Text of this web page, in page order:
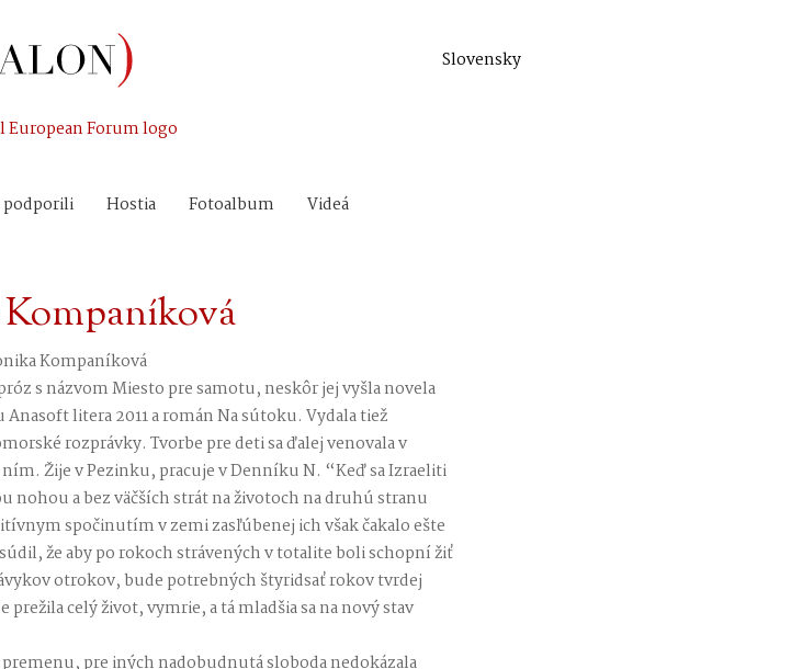
Slovensky
Hostia Fotoalbum Videá
s názvom Miesto pre samotu, neskôr jej vyšla novela
litera 2011 a román Na sútoku. Vydala tiež
rozprávky. Tvorbe pre deti sa ďalej venovala v
ním. Žije v Pezinku, pracuje v Denníku N. “Keď sa Izraeliti
a bez väčších strát na životoch na druhú stranu
spočinutím v zemi zasľúbenej ich však čakalo ešte
že aby po rokoch strávených v totalite boli schopní žiť
otrokov, bude potrebných štyridsať rokov tvrdej
celý život, vymrie, a tá mladšia sa na nový stav